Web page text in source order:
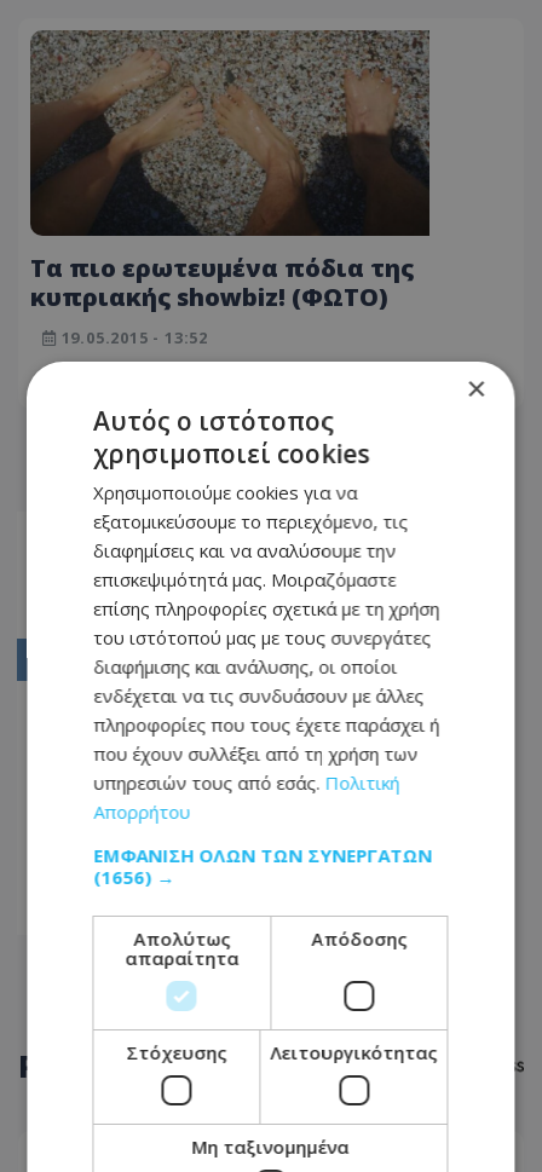
Τα πιο ερωτευμένα πόδια της
κυπριακής showbiz! (ΦΩΤΟ)
19.05.2015 - 13:52
Αρχική
3943
3944
3945
3946
...
3964
ΡΟΗ ΕΙΔΗΣΕΩΝ
×
Αυτός ο ιστότοπος
χρησιμοποιεί cookies
Χρησιμοποιούμε cookies για να
εξατομικεύσουμε το περιεχόμενο, τις
διαφημίσεις και να αναλύσουμε την
επισκεψιμότητά μας. Μοιραζόμαστε
επίσης πληροφορίες σχετικά με τη χρήση
του ιστότοπού μας με τους συνεργάτες
διαφήμισης και ανάλυσης, οι οποίοι
ενδέχεται να τις συνδυάσουν με άλλες
πληροφορίες που τους έχετε παράσχει ή
που έχουν συλλέξει από τη χρήση των
υπηρεσιών τους από εσάς. Πολιτική
Απορρήτου
ΕΜΦΆΝΙΣΗ ΌΛΩΝ ΤΩΝ ΣΥΝΕΡΓΑΤΏΝ
(1656) →
Απολύτως
απαραίτητα
Απόδοσης
Στόχευσης Λειτουργικότητας
Μη ταξινομημένα